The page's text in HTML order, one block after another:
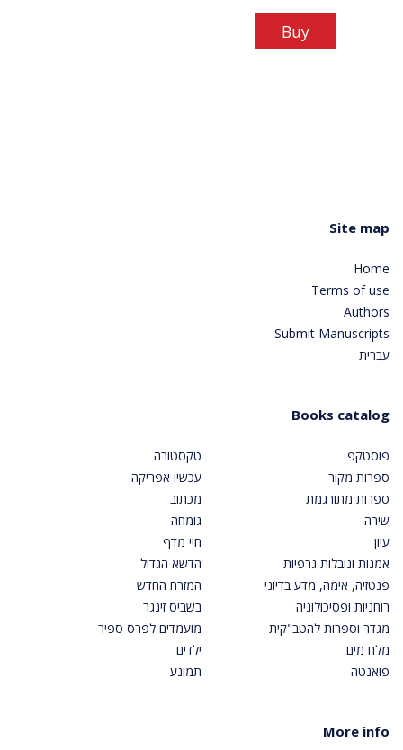
Buy
Site map
Home
Terms of use
Authors
Submit Manuscripts
עברית
Books catalog
פוסטקפ
ספרות מקור
ספרות מתורגמת
שירה
עיון
אמנות ונובלות גרפיות
פנטזיה, אימה, מדע בדיוני
רוחניות ופסיכולוגיה
מגדר וספרות להטב"קית
מלח מים
פואנטה
טקסטורה
עכשיו אפריקה
מכתוב
גומחה
חיי מדף
הדשא הגדול
המזרח החדש
בשביס זינגר
מועמדים לפרס ספיר
ילדים
תמונע
More info